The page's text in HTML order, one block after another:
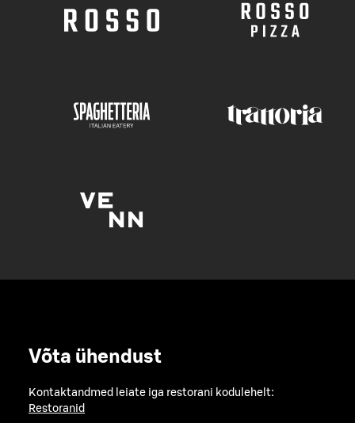
Võta ühendust
Kontaktandmed leiate iga restorani kodulehelt:
Restoranid